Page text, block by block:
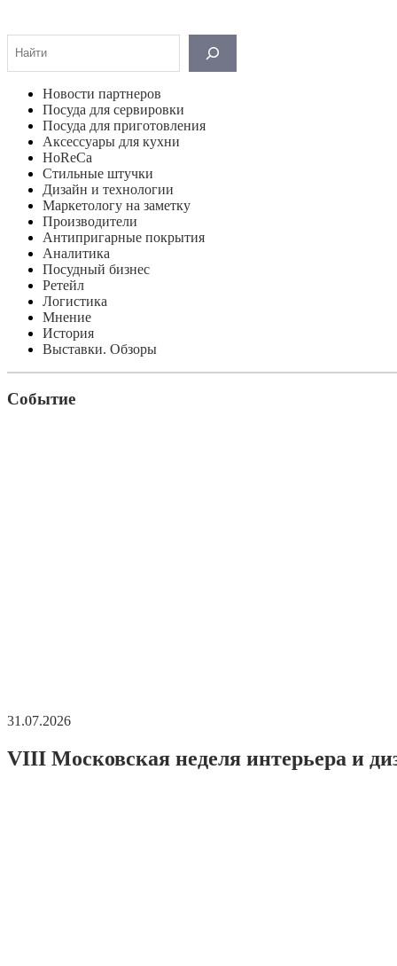
Новости партнеров
Посуда для сервировки
Посуда для приготовления
Аксессуары для кухни
HoReCa
Стильные штучки
Дизайн и технологии
Маркетологу на заметку
Производители
Антипригарные покрытия
Аналитика
Посудный бизнес
Ретейл
Логистика
Мнение
История
Выставки. Обзоры
Событие
31.07.2026
VIII Московская неделя интерьера и